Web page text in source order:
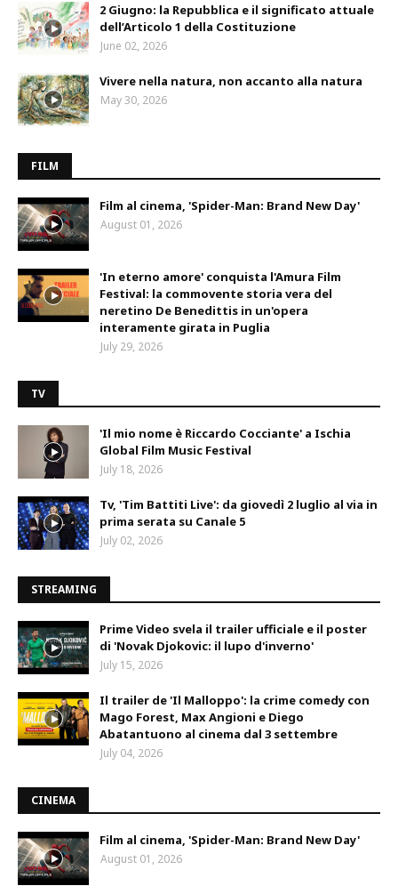
2 Giugno: la Repubblica e il significato attuale
dell’Articolo 1 della Costituzione
June 02, 2026
Vivere nella natura, non accanto alla natura
May 30, 2026
FILM
Film al cinema, 'Spider-Man: Brand New Day'
August 01, 2026
'In eterno amore' conquista l'Amura Film
Festival: la commovente storia vera del
neretino De Benedittis in un'opera
interamente girata in Puglia
July 29, 2026
TV
'Il mio nome è Riccardo Cocciante' a Ischia
Global Film Music Festival
July 18, 2026
Tv, 'Tim Battiti Live': da giovedì 2 luglio al via in
prima serata su Canale 5
July 02, 2026
STREAMING
Prime Video svela il trailer ufficiale e il poster
di 'Novak Djokovic: il lupo d'inverno'
July 15, 2026
Il trailer de 'Il Malloppo': la crime comedy con
Mago Forest, Max Angioni e Diego
Abatantuono al cinema dal 3 settembre
July 04, 2026
CINEMA
Film al cinema, 'Spider-Man: Brand New Day'
August 01, 2026